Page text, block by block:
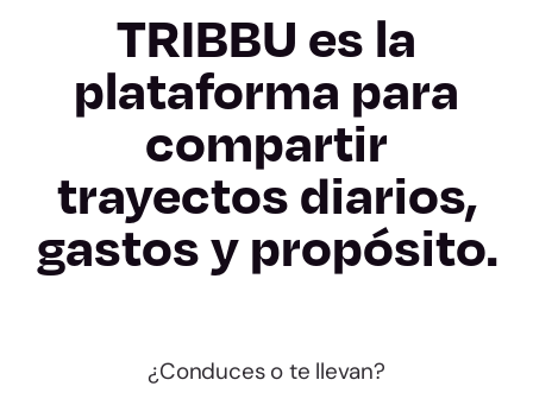
TRIBBU es la
plataforma para
compartir
trayectos diarios,
gastos y propósito.
¿Conduces o te llevan?